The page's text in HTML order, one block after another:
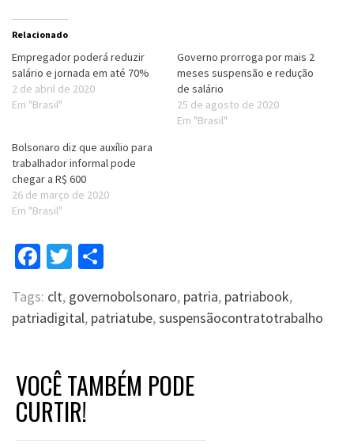
Relacionado
Empregador poderá reduzir
salário e jornada em até 70%
2 de abril de 2020
Em "Brasil"
Governo prorroga por mais 2
meses suspensão e redução
de salário
25 de agosto de 2020
Em "Brasil"
Bolsonaro diz que auxílio para
trabalhador informal pode
chegar a R$ 600
26 de março de 2020
Em "Brasil"
Facebook
Twitter
Tags: clt, governobolsonaro, patria, patriabook,
patriadigital, patriatube,suspensãocontratotrabalho
VOCÊ TAMBÉM PODE
CURTIR!